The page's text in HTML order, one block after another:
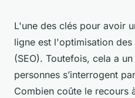
L'une des clés pour avoir
ligne est l'optimisation
(SEO). Toutefois, cela a
personnes s’interrogent
Combien coûte le recours